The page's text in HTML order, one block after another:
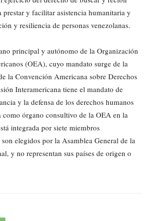
prestar y facilitar asistencia humanitaria y
y resiliencia de personas venezolanas.
principal y autónomo de la Organización
(OEA), cuyo mandato surge de la
la Convención Americana sobre Derechos
Interamericana tiene el mandato de
y la defensa de los derechos humanos
como órgano consultivo de la OEA en la
integrada por siete miembros
elegidos por la Asamblea General de la
y no representan sus países de origen o